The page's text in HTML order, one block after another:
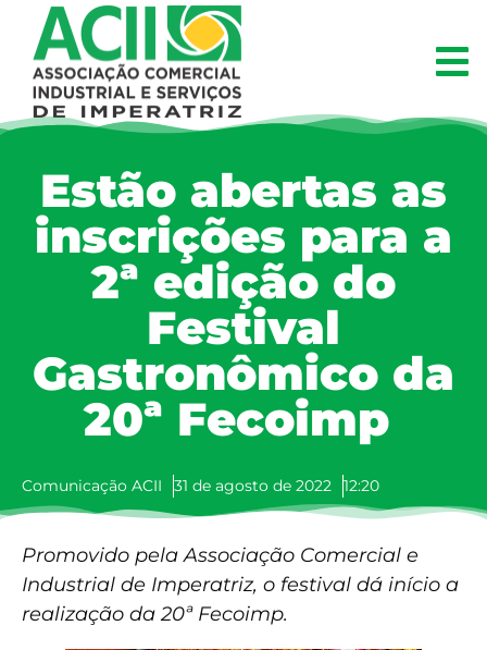
Estão abertas as
inscrições para a
2ª edição do
Festival
Gastronômico da
20ª Fecoimp
Comunicação ACII 31 de agosto de 2022 12:20
Promovido pela Associação Comercial e
Industrial de Imperatriz, o festival dá início a
realização da 20ª Fecoimp.